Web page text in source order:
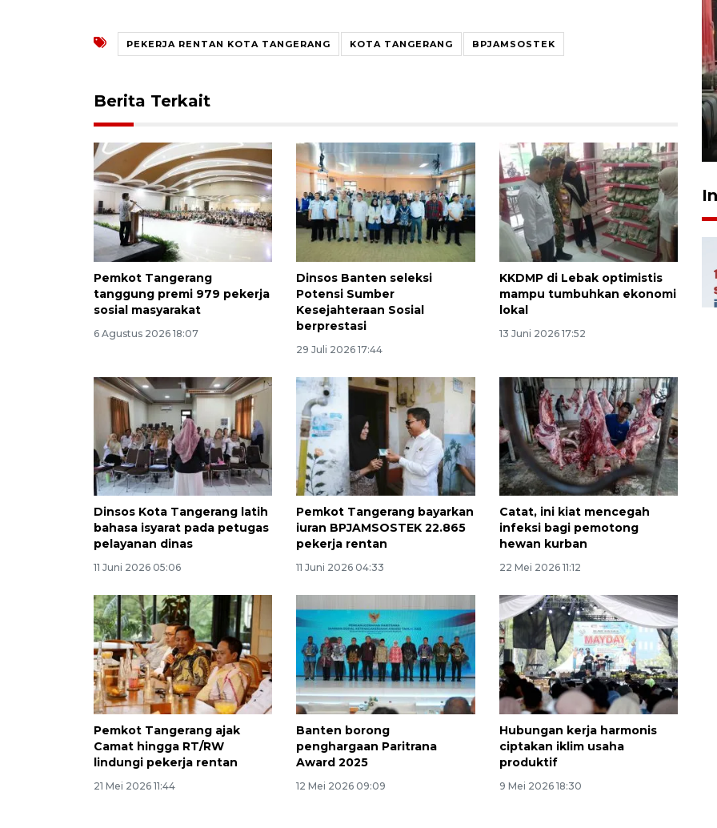
PEKERJA RENTAN KOTA TANGERANG KOTA TANGERANG BPJAMSOSTEK
Berita Terkait
Pemkot Tangerang
tanggung premi 979 pekerja
sosial masyarakat
6 Agustus 2026 18:07
Dinsos Banten seleksi
Potensi Sumber
Kesejahteraan Sosial
berprestasi
29 Juli 2026 17:44
KKDMP di Lebak optimistis
mampu tumbuhkan ekonomi
lokal
13 Juni 2026 17:52
Dinsos Kota Tangerang latih
bahasa isyarat pada petugas
pelayanan dinas
11 Juni 2026 05:06
Pemkot Tangerang bayarkan
iuran BPJAMSOSTEK 22.865
pekerja rentan
11 Juni 2026 04:33
Catat, ini kiat mencegah
infeksi bagi pemotong
hewan kurban
22 Mei 2026 11:12
Pemkot Tangerang ajak
Camat hingga RT/RW
lindungi pekerja rentan
21 Mei 2026 11:44
Banten borong
penghargaan Paritrana
Award 2025
12 Mei 2026 09:09
Hubungan kerja harmonis
ciptakan iklim usaha
produktif
9 Mei 2026 18:30
31 Juli 2026 17:40
Ekonomi triwulan II-2026
tumbuh 5,29 persen
2026-08-06 18:45:00